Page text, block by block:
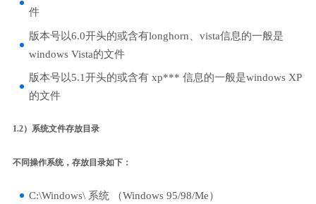
件
版本号以6.0开头的或含有longhorn、vista信息的一般是
windows Vista的文件
版本号以5.1开头的或含有 xp*** 信息的一般是windows XP
的文件
1.2）系统文件存放目录
不同操作系统，存放目录如下：
C:\Windows\ 系统 （Windows 95/98/Me）